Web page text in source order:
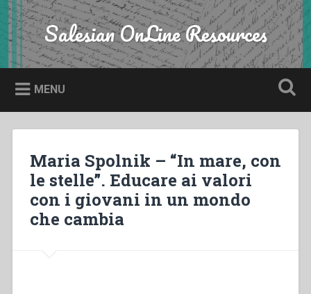
Skip
to
content
Search Salesian OnLine Resources
MENU
Maria Spolnik – “In mare, con
le stelle”. Educare ai valori
con i giovani in un mondo
che cambia